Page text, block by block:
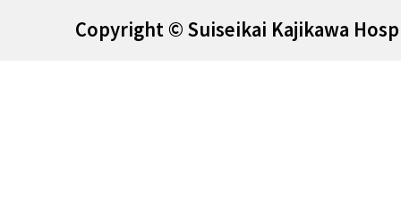
Copyright © Suiseikai Kajikawa